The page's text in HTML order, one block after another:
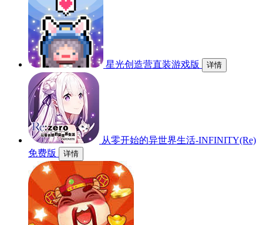
星光创造营直装游戏版 详情
从零开始的异世界生活-INFINITY(Re)
免费版
详情